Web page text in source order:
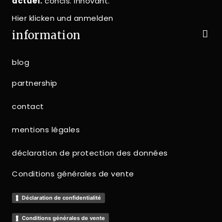
Hier klicken und anmelden
information
blog
partnership
contact
mentions légales
déclaration de protection des données
Conditions générales de vente
Déclaration de confidentialité
Conditions générales de vente